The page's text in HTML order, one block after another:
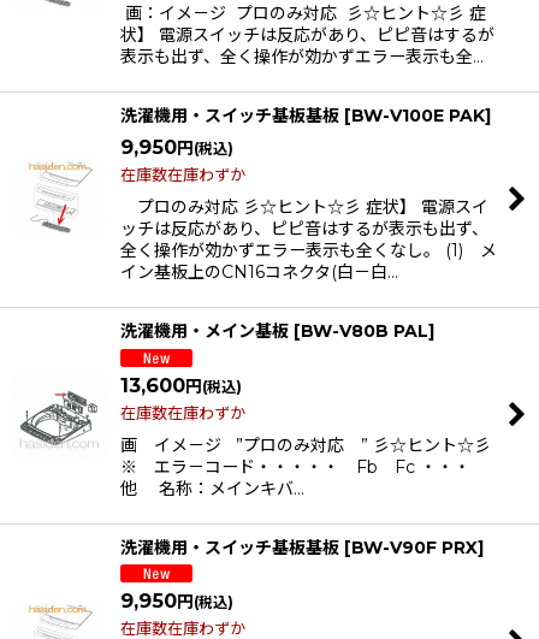
画：イメ－ジ プロのみ対応 彡☆ヒント☆彡 症
状】 電源スイッチは反応があり、ピピ音はするが
表示も出ず、全く操作が効かずエラー表示も全…
洗濯機用・スイッチ基板基板 [BW-V100E PAK]
9,950円 (税込)
在庫数在庫わずか
プロのみ対応 彡☆ヒント☆彡 症状】 電源スイ
ッチは反応があり、ピピ音はするが表示も出ず、
全く操作が効かずエラー表示も全くなし。 (1) メ
イン基板上のCN16コネクタ(白－白…
洗濯機用・メイン基板 [BW-V80B PAL]
13,600円 (税込)
在庫数在庫わずか
画 イメ－ジ ”プロのみ対応 ” 彡☆ヒント☆彡
※ エラ－コード・・・・・ Fb Fc ・・・
他 名称：メインキバ…
洗濯機用・スイッチ基板基板 [BW-V90F PRX]
9,950円 (税込)
在庫数在庫わずか